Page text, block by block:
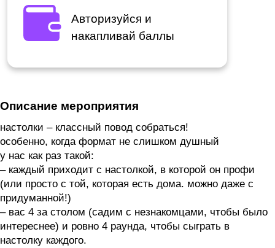
Авторизуйся и
накапливай баллы
Описание мероприятия
настолки – классный повод собраться!
особенно, когда формат не слишком душный
у нас как раз такой:
– каждый приходит с настолкой, в которой он профи
(или просто с той, которая есть дома. можно даже с
придуманной!)
– вас 4 за столом (садим с незнакомцами, чтобы было
интереснее) и ровно 4 раунда, чтобы сыграть в
настолку каждого.